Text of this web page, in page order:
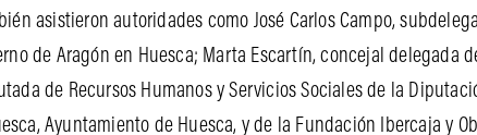
asistieron autoridades como José Carlos Campo,
de Aragón en Huesca; Marta Escartín, concejal delegada
de Recursos Humanos y Servicios Sociales de la
Ayuntamiento de Huesca, y de la Fundación Ibercaja y